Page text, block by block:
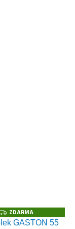
Z
D
A
ZDARMA
GASTON 55